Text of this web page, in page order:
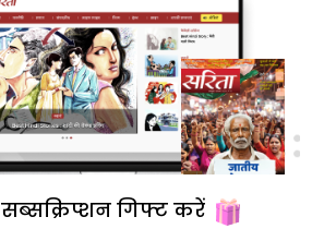
सब्सक्रिप्शन गिफ्ट करें